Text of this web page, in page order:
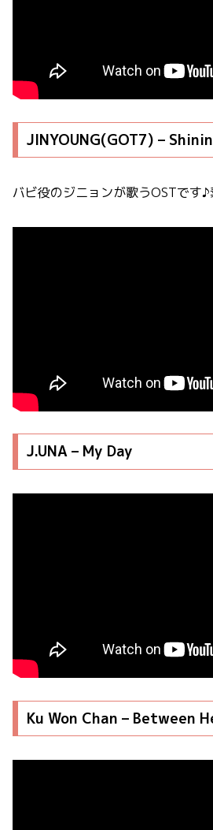
JINYOUNG(GOT7) –
バビ役のジニョンが歌うOSTです♪
J.UNA – My Day
Ku Won Chan – Between